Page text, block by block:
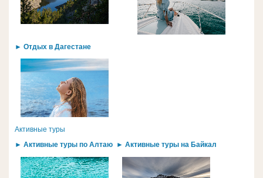
► Отдых в Дагестане
Активные туры
► Активные туры по Алтаю ► Активные туры на Байкал